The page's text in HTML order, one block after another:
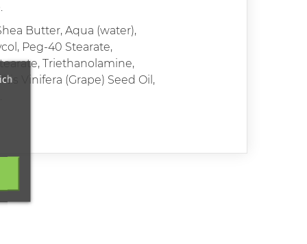
Butter, Aqua (water),
Peg-40 Stearate,
Triethanolamine,
Vinifera (Grape) Seed Oil,